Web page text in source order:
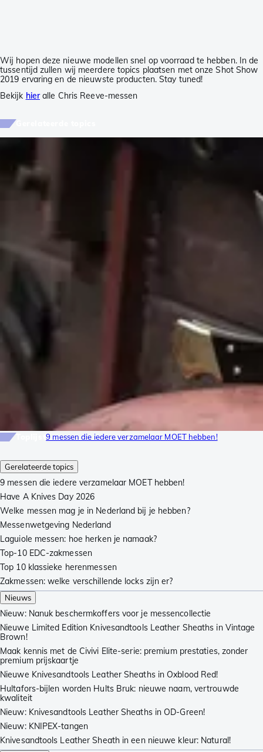
Gerelateerde topics
9 messen die iedere verzamelaar MOET hebben!
Have A Knives Day 2026
Welke messen mag je in Nederland bij je hebben?
Messenwetgeving Nederland
Laguiole messen: hoe herken je namaak?
Top-10 EDC-zakmessen
Top 10 klassieke herenmessen
Zakmessen: welke verschillende locks zijn er?
Nieuws
Nieuw: Nanuk beschermkoffers voor je messencollectie
Nieuwe Limited Edition Knivesandtools Leather Sheaths in Vintage
Brown!
Maak kennis met de Civivi Elite-serie: premium prestaties, zonder
premium prijskaartje
Nieuwe Knivesandtools Leather Sheaths in Oxblood Red!
Hultafors-bijlen worden Hults Bruk: nieuwe naam, vertrouwde
kwaliteit
Nieuw: Knivesandtools Leather Sheaths in OD-Green!
Nieuw: KNIPEX-tangen
Knivesandtools Leather Sheath in een nieuwe kleur: Natural!
Wij hopen deze nieuwe modellen snel op voorraad te hebben. In de
tussentijd zullen wij meerdere topics plaatsen met onze Shot Show
2019 ervaring en de nieuwste producten. Stay tuned!
Bekijk hieralle Chris Reeve-messen
Toplijst9 messen die iedere verzamelaar MOET hebben!